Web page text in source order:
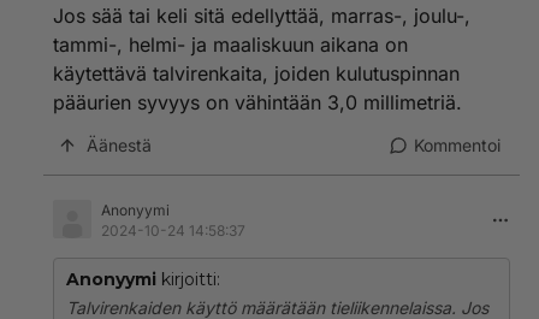
Jos sää tai keli sitä edellyttää, marras-, joulu-,
tammi-, helmi- ja maaliskuun aikana on
käytettävä talvirenkaita, joiden kulutuspinnan
pääurien syvyys on vähintään 3,0 millimetriä.
Äänestä Kommentoi
Anonyymi
2024-10-24 14:58:37
Anonyymi kirjoitti:
Talvirenkaiden käyttö määrätään tieliikennelaissa. Jos